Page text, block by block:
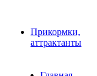
Прикормки,
аттрактанты